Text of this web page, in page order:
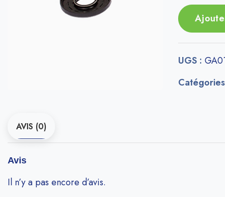
UGS :
AVIS (0)
Avis
Il n’y a pas encore d’avis.